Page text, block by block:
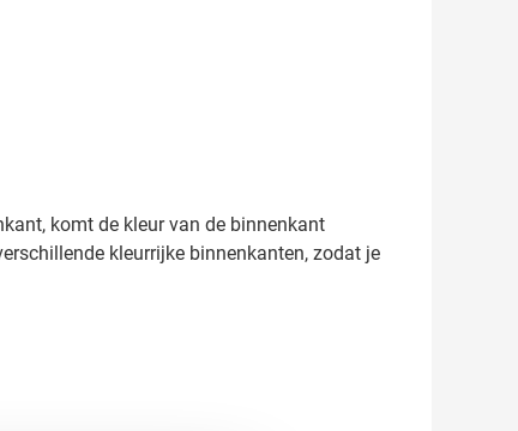
komt de kleur van de binnenkant
kleurrijke binnenkanten, zodat je